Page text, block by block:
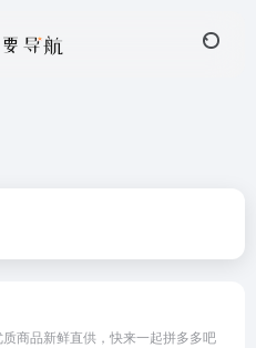
商品新鲜直供，快来一起拼多多吧